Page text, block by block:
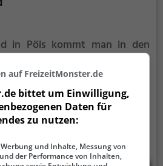
in Pöls kommt man in den
und regionaler Küche
Auswahl an veganen und
Das gemütliche Ambiente
ein und das reichhaltige
keine Wünsche offen. Hier
Atmosphäre die
genießen und sich
Gasthaus Neurad bietet für
auf FreizeitMonster.de
bittet um Einwilligung,
Daten für
zu nutzen:
und Inhalte, Messung von
der Performance von Inhalten,